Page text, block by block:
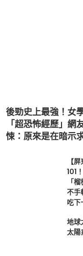
後勁史上最強！女
「超恐怖經歷」網
悚：原來是在暗示
【
101
「
不
吃下
地球
太陽